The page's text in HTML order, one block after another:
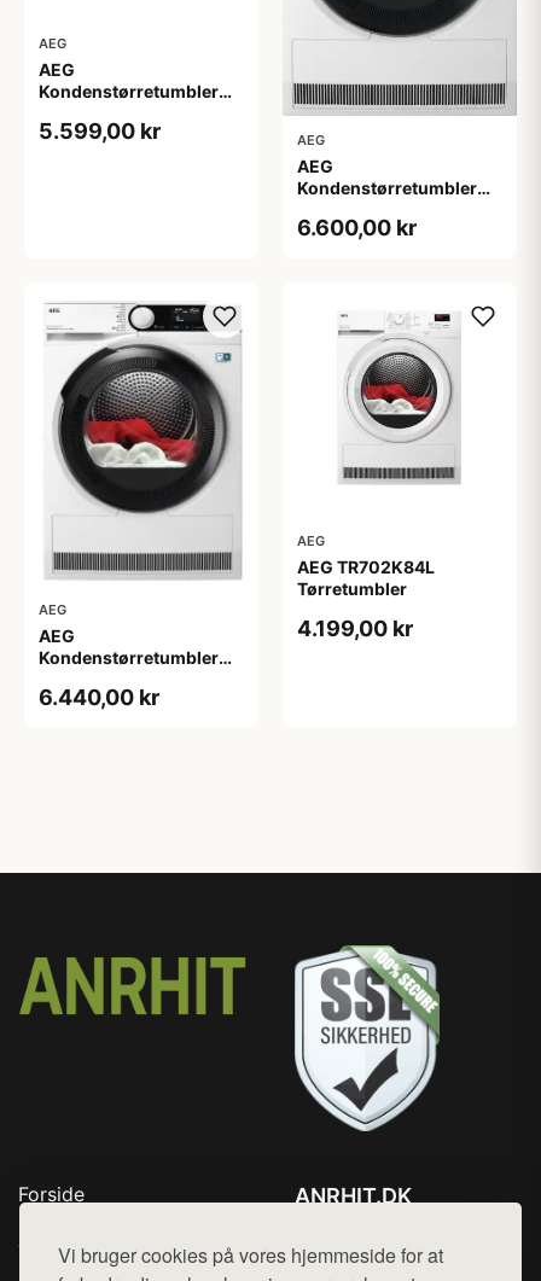
Vi bruger cookies på vores hjemmeside for at
AEG
AEG
Kondenstørretumbler
garanti
5.599,00 kr AEG
AEG
Kondenstørretumbler
garanti
6.600,00 kr
AEG
AEG
Kondenstørretumbler
garanti
6.440,00 kr
AEG
AEG TR702K84L
Tørretumbler
4.199,00 kr
Forside
Top Rabatter
ANRHIT.DK